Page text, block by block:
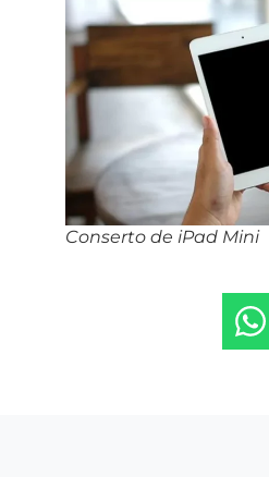
Conserto de iPad Mini